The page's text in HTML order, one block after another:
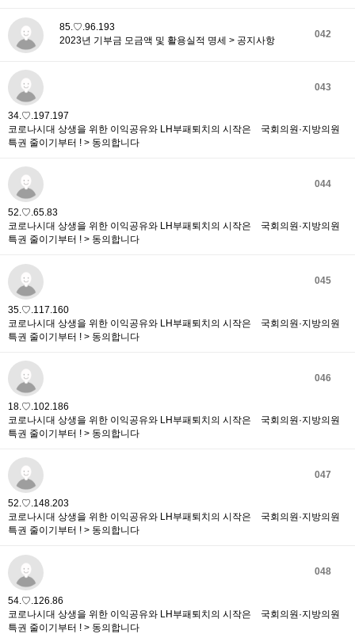
042
85.♡.96.193
2023년 기부금 모금액 및 활용실적 명세 > 공지사항
043
34.♡.197.197
코로나시대 상생을 위한 이익공유와 LH부패퇴치의 시작은 국회의원·지방의원
특권 줄이기부터 ! > 동의합니다
044
52.♡.65.83
코로나시대 상생을 위한 이익공유와 LH부패퇴치의 시작은 국회의원·지방의원
특권 줄이기부터 ! > 동의합니다
045
35.♡.117.160
코로나시대 상생을 위한 이익공유와 LH부패퇴치의 시작은 국회의원·지방의원
특권 줄이기부터 ! > 동의합니다
046
18.♡.102.186
코로나시대 상생을 위한 이익공유와 LH부패퇴치의 시작은 국회의원·지방의원
특권 줄이기부터 ! > 동의합니다
047
52.♡.148.203
코로나시대 상생을 위한 이익공유와 LH부패퇴치의 시작은 국회의원·지방의원
특권 줄이기부터 ! > 동의합니다
048
54.♡.126.86
코로나시대 상생을 위한 이익공유와 LH부패퇴치의 시작은 국회의원·지방의원
특권 줄이기부터 ! > 동의합니다